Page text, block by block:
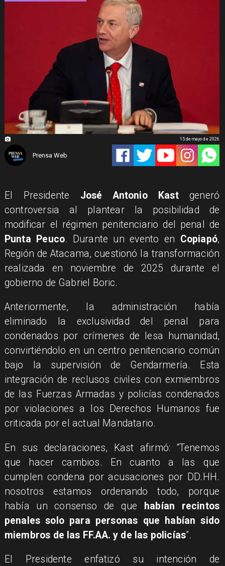
Prensa Web
15 de mayo de 2026
El Presidente José Antonio Kastgeneró
controversia al plantear la posibilidad de
modificar el régimen penitenciario del penal de
Punta Peuco. Durante un evento en Copiapó,
Región de Atacama, cuestionó la transformación
realizada en noviembre de 2025 durante el
gobierno de Gabriel Boric.
Anteriormente, la administración había
eliminado la exclusividad del penal para
condenados por crímenes de lesa humanidad,
convirtiéndolo en un centro penitenciario común
bajo la supervisión de Gendarmería. Esta
integración de reclusos civiles con exmiembros
de las Fuerzas Armadas y policías condenados
por violaciones a los Derechos Humanos fue
criticada por el actual Mandatario.
En sus declaraciones, Kast afirmó: “Tenemos
que hacer cambios. En cuanto a las que
cumplen condena por acusaciones por DD.HH.
nosotros estamos ordenando todo, porque
había un consenso de que habían recintos
penales solo para personas que habían sido
miembros de las FF.AA. y de las policías”.
El Presidente enfatizó su intención de